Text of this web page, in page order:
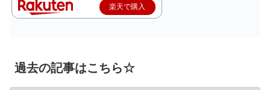
楽天で購入
過去の記事はこちら☆